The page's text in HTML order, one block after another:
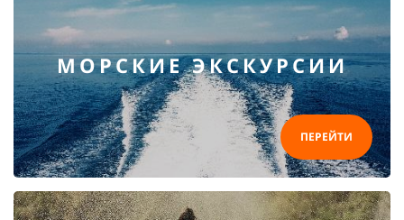
МОРСКИЕ ЭКСКУРСИИ
ПЕРЕЙТИ